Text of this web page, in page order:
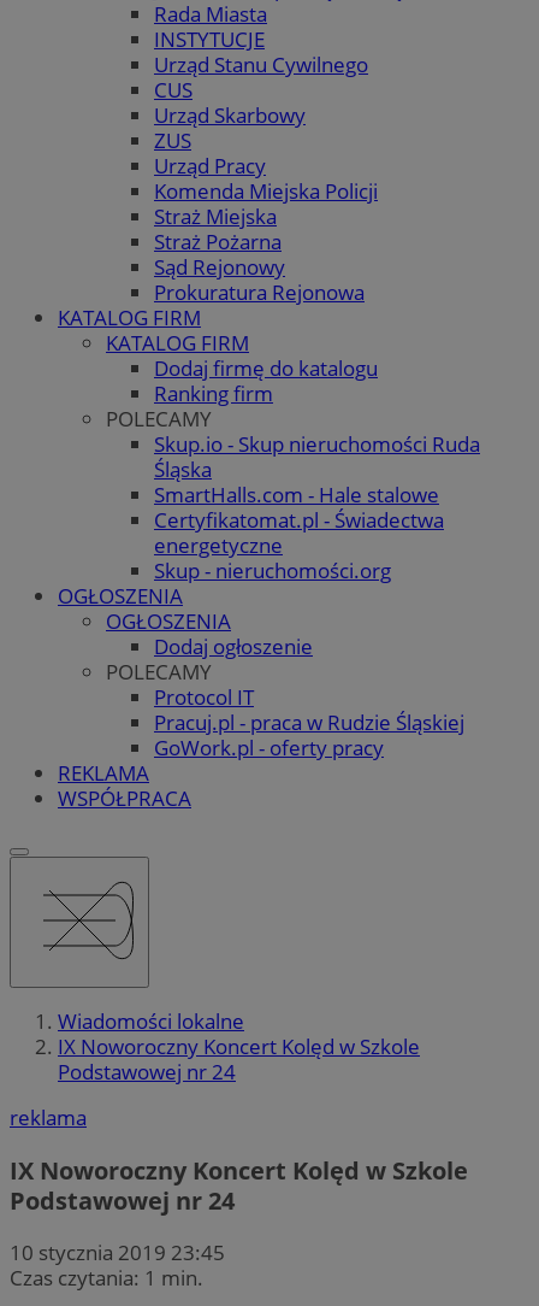
Rada Miasta
INSTYTUCJE
Urząd Stanu Cywilnego
CUS
Urząd Skarbowy
ZUS
Urząd Pracy
Komenda Miejska Policji
Straż Miejska
Straż Pożarna
Sąd Rejonowy
Prokuratura Rejonowa
KATALOG FIRM
KATALOG FIRM
Dodaj firmę do katalogu
Ranking firm
POLECAMY
Skup.io - Skup nieruchomości Ruda
Śląska
SmartHalls.com - Hale stalowe
Certyfikatomat.pl - Świadectwa
energetyczne
Skup - nieruchomości.org
OGŁOSZENIA
OGŁOSZENIA
Dodaj ogłoszenie
POLECAMY
Protocol IT
Pracuj.pl - praca w Rudzie Śląskiej
GoWork.pl - oferty pracy
REKLAMA
WSPÓŁPRACA
Wiadomości lokalne
IX Noworoczny Koncert Kolęd w Szkole
Podstawowej nr 24
reklama
IX Noworoczny Koncert Kolęd w Szkole
Podstawowej nr 24
10 stycznia 2019 23:45
Czas czytania: 1 min.